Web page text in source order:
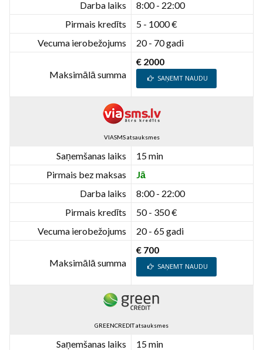
Darba laiks
8:00 - 22:00
Pirmais kredīts
5 - 1000 €
Vecuma ierobežojums
20 - 70 gadi
Maksimālā summa
€ 2000
SAŅEMT NAUDU
VIASMS atsauksmes
Saņemšanas laiks
15 min
Pirmais bez maksas
Jā
Darba laiks
8:00 - 22:00
Pirmais kredīts
50 - 350 €
Vecuma ierobežojums
20 - 65 gadi
Maksimālā summa
€ 700
SAŅEMT NAUDU
GREENCREDIT atsauksmes
Saņemšanas laiks
15 min